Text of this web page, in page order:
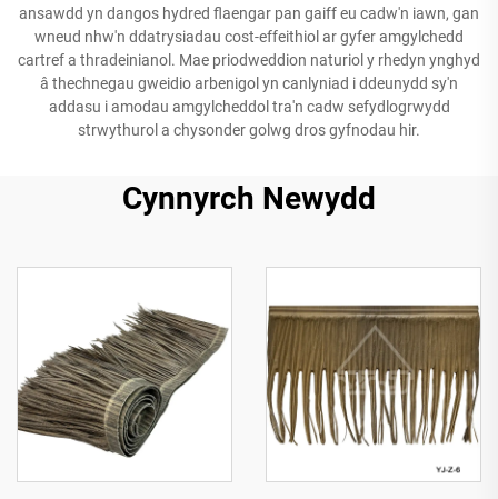
ansawdd yn dangos hydred flaengar pan gaiff eu cadw'n iawn, gan
wneud nhw'n ddatrysiadau cost-effeithiol ar gyfer amgylchedd
cartref a thradeinianol. Mae priodweddion naturiol y rhedyn ynghyd
â thechnegau gweidio arbenigol yn canlyniad i ddeunydd sy'n
addasu i amodau amgylcheddol tra'n cadw sefydlogrwydd
strwythurol a chysonder golwg dros gyfnodau hir.
Cynnyrch Newydd